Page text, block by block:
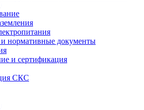
нормативные документы
и сертификация
СКС